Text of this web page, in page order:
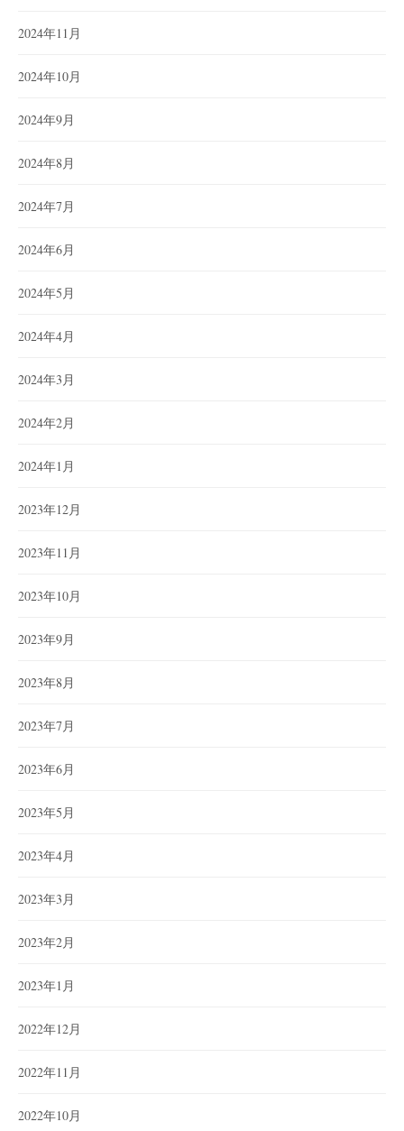
2024年11月
2024年10月
2024年9月
2024年8月
2024年7月
2024年6月
2024年5月
2024年4月
2024年3月
2024年2月
2024年1月
2023年12月
2023年11月
2023年10月
2023年9月
2023年8月
2023年7月
2023年6月
2023年5月
2023年4月
2023年3月
2023年2月
2023年1月
2022年12月
2022年11月
2022年10月